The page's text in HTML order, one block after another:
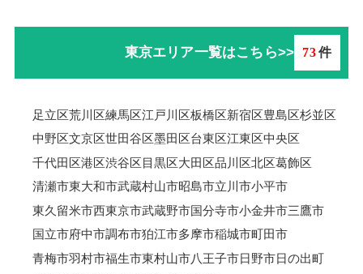
東京エリア一覧はこちら>> 73件
足立区荒川区練馬区江戸川区板橋区新宿区豊島区杉並区
中野区文京区世田谷区墨田区台東区江東区中央区
千代田区港区渋谷区目黒区大田区品川区北区葛飾区
清瀬市東大和市武蔵村山市昭島市立川市小平市
東久留米市西東京市武蔵野市国分寺市小金井市三鷹市
国立市府中市調布市狛江市多摩市稲城市町田市
青梅市羽村市福生市東村山市八王子市日野市日の出町